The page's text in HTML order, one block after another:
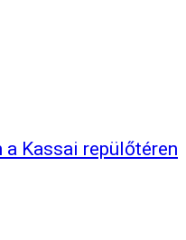
Kassai repülőtéren